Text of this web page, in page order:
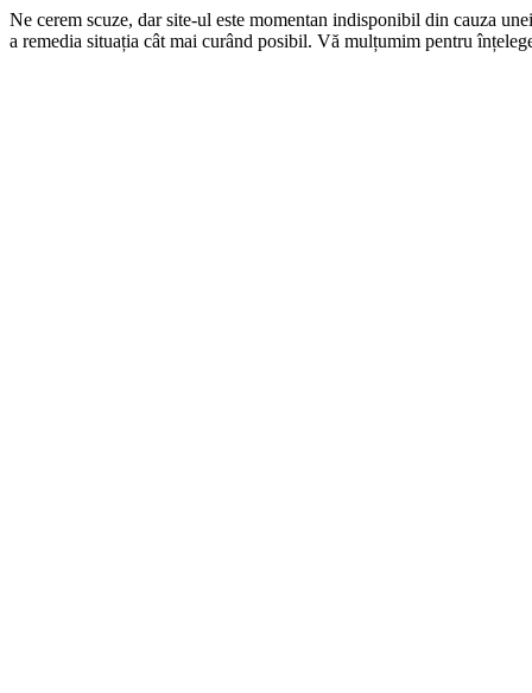
Ne cerem scuze, dar site-ul este momentan indisponibil din cauza
a remedia situația cât mai curând posibil. Vă mulțumim pentru